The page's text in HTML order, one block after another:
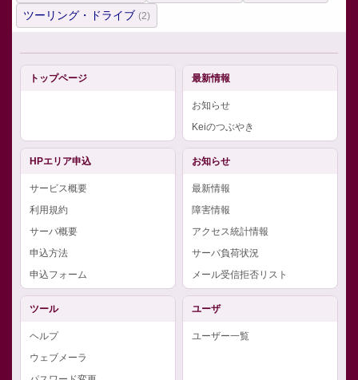
ツーリング・ドライブ (2)
トップページ 最新情報
お知らせ
Keiのつぶやき
HPエリア申込
サービス概要
利用規約
サーバ概要
申込方法
申込フォーム
お知らせ
最新情報
障害情報
アクセス統計情報
サーバ負荷状況
メール受信拒否リスト
ツール
ヘルプ
ウェブメーラ
ユーザ
ユーザー一覧